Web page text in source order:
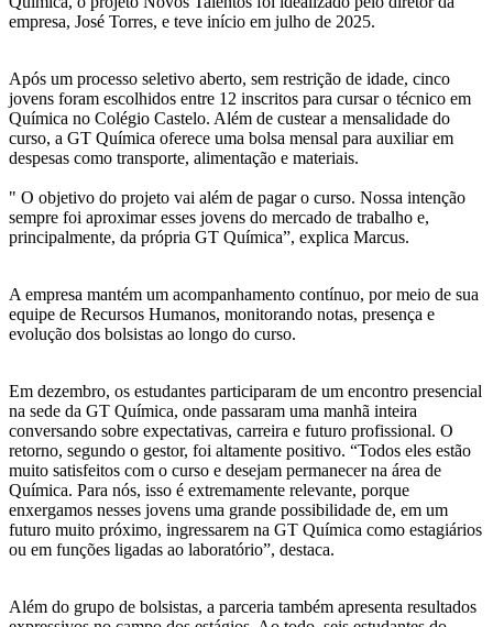
empresa, José Torres, e teve início em julho de 2025.
Após um processo seletivo aberto, sem restrição de idade, cinco
jovens foram escolhidos entre 12 inscritos para cursar o técnico em
Química no Colégio Castelo. Além de custear a mensalidade do
curso, a GT Química oferece uma bolsa mensal para auxiliar em
despesas como transporte, alimentação e materiais.
" O objetivo do projeto vai além de pagar o curso. Nossa intenção
sempre foi aproximar esses jovens do mercado de trabalho e,
principalmente, da própria GT Química”, explica Marcus.
A empresa mantém um acompanhamento contínuo, por meio de sua
equipe de Recursos Humanos, monitorando notas, presença e
evolução dos bolsistas ao longo do curso.
Em dezembro, os estudantes participaram de um encontro presencial
na sede da GT Química, onde passaram uma manhã inteira
conversando sobre expectativas, carreira e futuro profissional. O
retorno, segundo o gestor, foi altamente positivo. “Todos eles estão
muito satisfeitos com o curso e desejam permanecer na área de
Química. Para nós, isso é extremamente relevante, porque
enxergamos nesses jovens uma grande possibilidade de, em um
futuro muito próximo, ingressarem na GT Química como estagiários
ou em funções ligadas ao laboratório”, destaca.
Além do grupo de bolsistas, a parceria também apresenta resultados